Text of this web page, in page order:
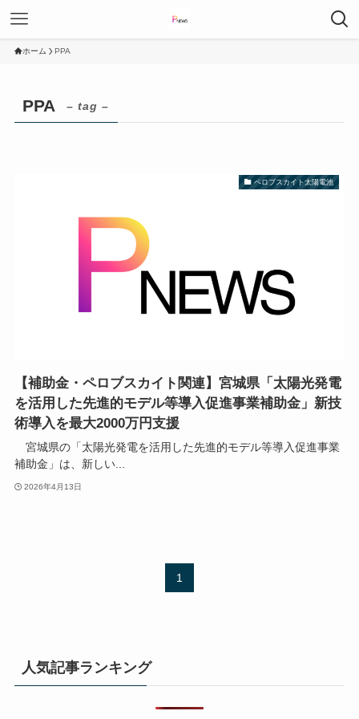
ホーム PPA
PPA – tag –
ペロブスカイト太陽電池
【補助金・ペロブスカイト関連】宮城県「太陽光発電
を活用した先進的モデル等導入促進事業補助金」新技
術導入を最大2000万円支援
宮城県の「太陽光発電を活用した先進的モデル等導入促進事業
補助金」は、新しい...
2026年4月13日
1
人気記事ランキング